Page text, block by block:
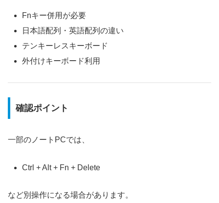
Fnキー併用が必要
日本語配列・英語配列の違い
テンキーレスキーボード
外付けキーボード利用
確認ポイント
一部のノートPCでは、
Ctrl + Alt + Fn + Delete
など別操作になる場合があります。